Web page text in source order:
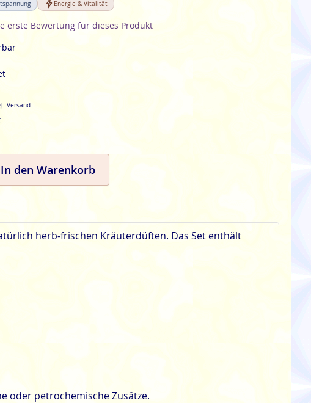
Energie & Vitalität
erste Bewertung für dieses Produkt
Versand
In den Warenkorb
herb-frischen Kräuterdüften. Das Set enthält
oder petrochemische Zusätze.